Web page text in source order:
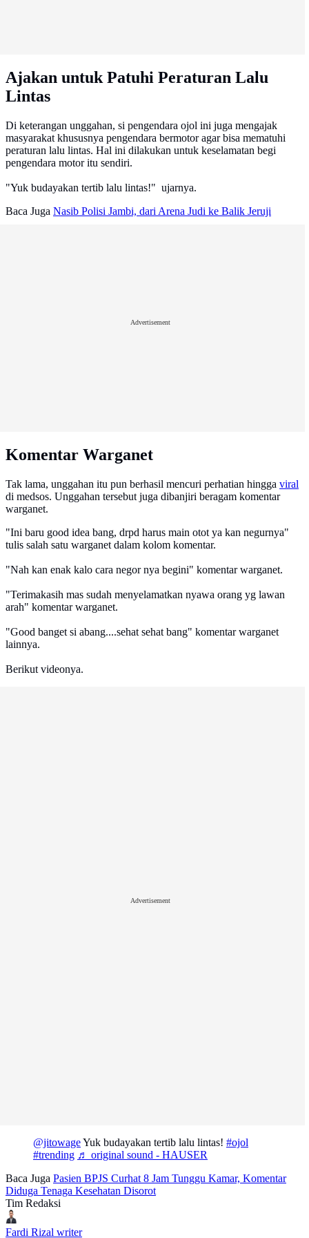
Ajakan untuk Patuhi Peraturan Lalu
Lintas
Di keterangan unggahan, si pengendara ojol ini juga mengajak
masyarakat khususnya pengendara bermotor agar bisa mematuhi
peraturan lalu lintas. Hal ini dilakukan untuk keselamatan begi
pengendara motor itu sendiri.
"Yuk budayakan tertib lalu lintas!" ujarnya.
Baca Juga Nasib Polisi Jambi, dari Arena Judi ke Balik Jeruji
Advertisement
Komentar Warganet
Tak lama, unggahan itu pun berhasil mencuri perhatian hingga viral
di medsos. Unggahan tersebut juga dibanjiri beragam komentar
warganet.
"Ini baru good idea bang, drpd harus main otot ya kan negurnya"
tulis salah satu warganet dalam kolom komentar.
"Nah kan enak kalo cara negor nya begini" komentar warganet.
"Terimakasih mas sudah menyelamatkan nyawa orang yg lawan
arah" komentar warganet.
"Good banget si abang....sehat sehat bang" komentar warganet
lainnya.
Berikut videonya.
Advertisement
@jitowageYuk budayakan tertib lalu lintas! #ojol
#trending ♬ original sound - HAUSER
Baca Juga Pasien BPJS Curhat 8 Jam Tunggu Kamar, Komentar
Diduga Tenaga Kesehatan Disorot
Tim Redaksi
Fardi Rizal writer